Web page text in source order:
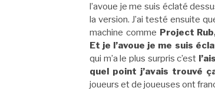
l’avoue je me suis éclaté
la version. J’ai testé ensuite
machine comme Project
Et je l’avoue je me suis
qui m’a le plus surpris c’est
quel point j’avais trouvé
joueurs et de joueuses ont